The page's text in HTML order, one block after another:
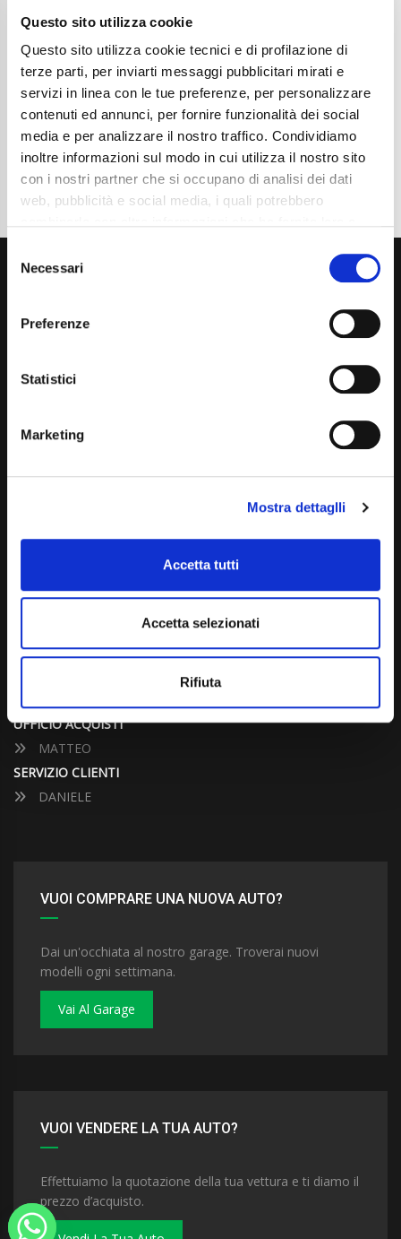
Questo sito utilizza cookie
Questo sito utilizza cookie tecnici e di profilazione di
terze parti, per inviarti messaggi pubblicitari mirati e
servizi in linea con le tue preferenze, per personalizzare
contenuti ed annunci, per fornire funzionalità dei social
media e per analizzare il nostro traffico. Condividiamo
inoltre informazioni sul modo in cui utilizza il nostro sito
con i nostri partner che si occupano di analisi dei dati
web, pubblicità e social media, i quali potrebbero
mera chiusura del banner non comporta l’accettazione
tutti” o selezionando le diverse categorie di cookies
Selection
Necessari
Preferenze
Statistici
Marketing
Mostra dettaglli
Accetta tutti
Accetta selezionati
Rifiuta
Chilometraggio
Cambio
Manuale
Normativa Euro
Euro6d-Final
Dettaglio
Via Giuditta Pasta 2, Como (CO) 22100
info@carspecialist.eu
Dal Lunedì al Venerdì: 09:00 - 12:30 | 14:00 - 19:00
Domenica: chiuso
CONTATTA UN CONSULENTE
UFFICIO VENDITE
UFFICIO ACQUISTI
MATTEO
SERVIZIO CLIENTI
DANIELE
VUOI COMPRARE UNA NUOVA AUTO?
Dai un'occhiata al nostro garage. Troverai nuovi
modelli ogni settimana.
Vai Al Garage
VUOI VENDERE LA TUA AUTO?
Effettuiamo la quotazione della tua vettura e ti diamo il
prezzo d’acquisto.